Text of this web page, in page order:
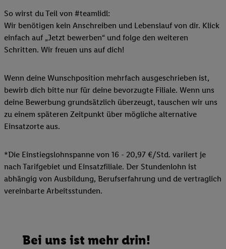
So wirst du Teil von #teamlidl:
Wir benötigen kein Anschreiben und Lebenslauf von dir. Klick
einfach auf „Jetzt bewerben“ und folge den weiteren
Schritten. Wir freuen uns auf dich!
Wenn deine Wunschposition mehrfach ausgeschrieben ist,
bewirb dich bitte nur für deine bevorzugte Filiale. Wenn uns
deine Bewerbung grundsätzlich überzeugt, tauschen wir uns
zu einem späteren Zeitpunkt über mögliche alternative
Einsatzorte aus.
*Die Einstiegslohnspanne von 16 - 20,97 €/Std. variiert je
nach Tarifgebiet und Einsatzfiliale. Der Stundenlohn ist
abhängig von Ausbildung, Berufserfahrung und de vertraglich
vereinbarte Arbeitsstunden.
Bei uns ist mehr drin!